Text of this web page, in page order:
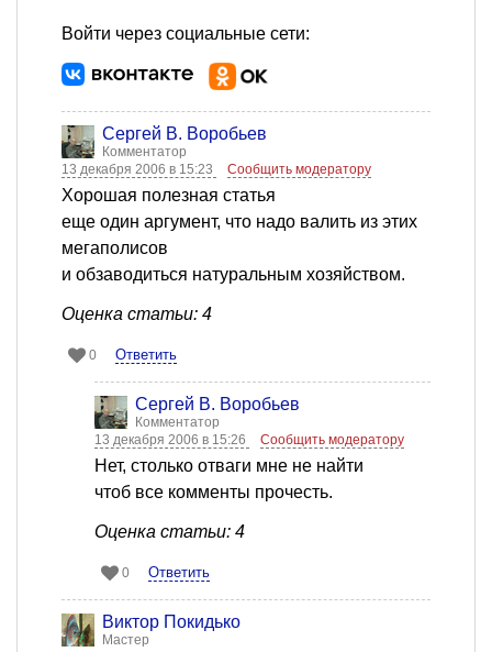
Войти через социальные сети:
Сергей В. Воробьев
Комментатор
13 декабря 2006 в 15:23
Сообщить модератору
Хорошая полезная статья
еще один аргумент, что надо валить из этих
мегаполисов
и обзаводиться натуральным хозяйством.
Оценка статьи: 4
0 Ответить
Сергей В. Воробьев
Комментатор
13 декабря 2006 в 15:26
Сообщить модератору
Нет, столько отваги мне не найти
чтоб все комменты прочесть.
Оценка статьи: 4
0 Ответить
Виктор Покидько
Мастер